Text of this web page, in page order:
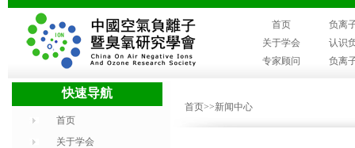
首页
负离
关于学会
认识
专家顾问
负离
快速导航
首页
关于学会
首页>>新闻中心